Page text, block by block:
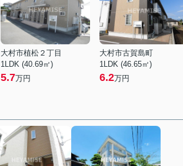
大村市植松２丁目
1LDK (40.69㎡)
5.7万円
大村市古賀島町
1LDK (46.65㎡)
6.2万円